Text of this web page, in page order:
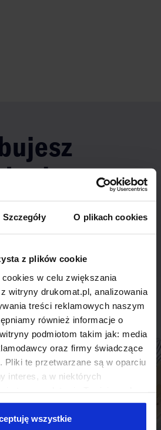
Szczegóły O plikach cookies
z plików cookie
w celu zwiększania
witryny drukomat.pl, analizowania
treści reklamowych naszym
również informacje o
podmiotom takim jak: media
oraz firmy świadczące
Pliki te przetwarzane są w oparciu
interes, a w niektórych
dostarczane i przetwarzane są
partnerów, z których listą
wszystkie
aby omówić